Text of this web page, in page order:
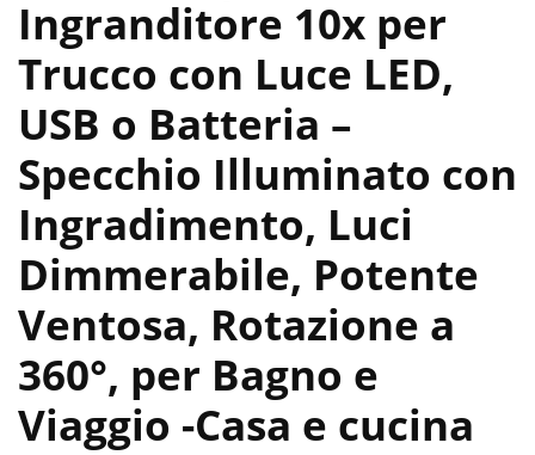
Ingranditore 10x per
Trucco con Luce LED,
USB o Batteria –
Specchio Illuminato con
Ingradimento, Luci
Dimmerabile, Potente
Ventosa, Rotazione a
360°, per Bagno e
Viaggio -Casa e cucina